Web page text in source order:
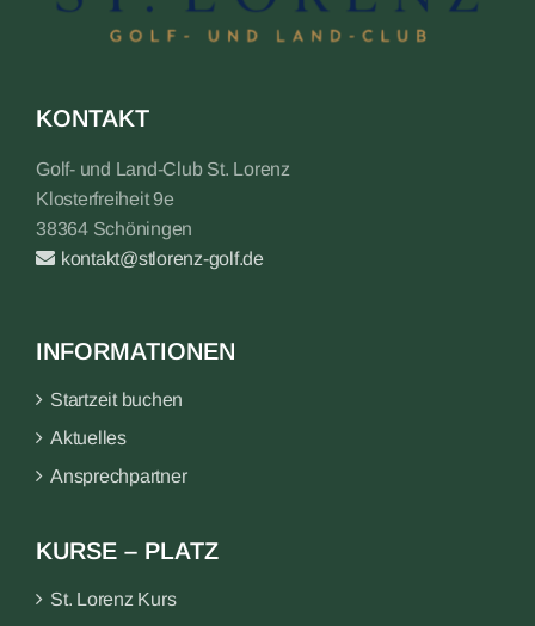
KONTAKT
Golf- und Land-Club St. Lorenz
Klosterfreiheit 9e
38364 Schöningen
kontakt@stlorenz-golf.de
INFORMATIONEN
Startzeit buchen
Aktuelles
Ansprechpartner
KURSE – PLATZ
St. Lorenz Kurs